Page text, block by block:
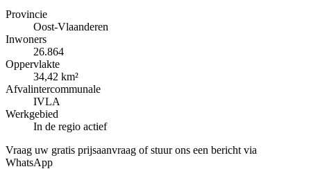
Provincie
Oost-Vlaanderen
Inwoners
26.864
Oppervlakte
34,42 km²
Afvalintercommunale
IVLA
Werkgebied
In de regio actief
Vraag uw gratis prijsaanvraag of stuur ons een bericht via
WhatsApp